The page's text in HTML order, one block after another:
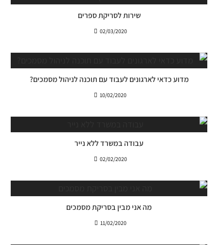
שירות לסריקת ספרים
02/03/2020
מדוע כדאי לארגונים לעבוד עם תוכנה לניהול מסמכים?
10/02/2020
עבודה במשרד ללא נייר
02/02/2020
מה אני מבין בסריקת מסמכים
11/02/2020